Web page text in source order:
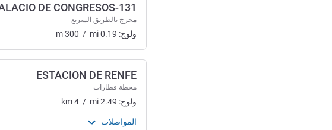
131-PALACIO DE CONGRESOS
مخرج بالطريق السريع
ولوج: m300 / mi0.19
ESTACION DE RENFE
محطة قطارات
ولوج: km4 / mi2.49
المواصلات